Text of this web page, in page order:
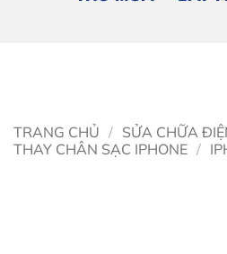
TRANG CHỦ / SỬA CHỮA
THAY CHÂN SẠC IPHONE /